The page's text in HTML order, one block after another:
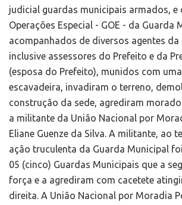
judicial guardas municipais armados, e
Operações Especial - GOE - da Guarda
acompanhados de diversos agentes da
inclusive assessores do Prefeito e da
(esposa do Prefeito), munidos com
escavadeira, invadiram o terreno,
construção da sede, agrediram
a militante da União Nacional por
Eliane Guenze da Silva. A militante, ao
ação truculenta da Guarda Municipal
05 (cinco) Guardas Municipais que a
força e a agrediram com cacetete
direita. A União Nacional por Moradia